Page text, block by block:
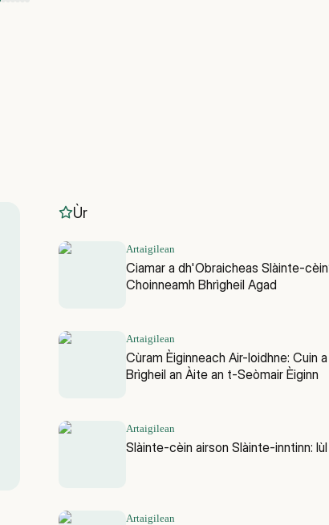
Ùr
Artaigilean
Ciamar a dh'Obraicheas Slàinte-
Choinneamh Bhrìgheil Agad
Artaigilean
Cùram Èiginneach Air-loidhne: Cuin
Brìgheil an Àite an t-Seòmair Èiginn
Artaigilean
Slàinte-cèin airson Slàinte-inntinn: Iùl
Artaigilean